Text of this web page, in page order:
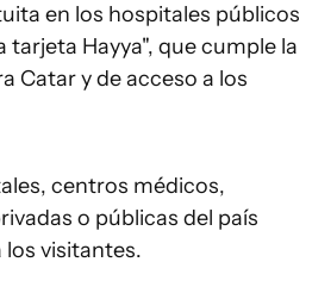
en los hospitales públicos
tarjeta Hayya", que cumple la
Catar y de acceso a los
centros médicos,
o públicas del país
visitantes.